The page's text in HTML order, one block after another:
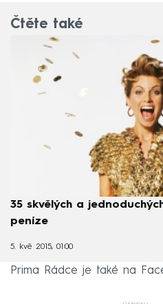
Čtěte také
35 skvělých a
peníze
5. kvě 2015, 01:00
Prima Rádce je také na